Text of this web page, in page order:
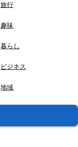
旅行
趣味
暮らし
ビジネス
地域